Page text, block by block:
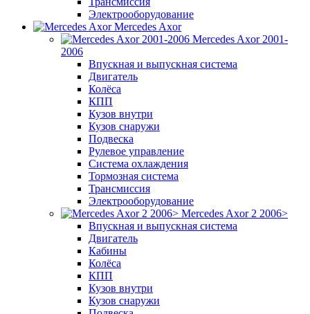
Электрооборудование
Mercedes Axor
Mercedes Axor 2001-
2006
Впускная и выпускная система
Двигатель
Колёса
КПП
Кузов внутри
Кузов снаружи
Подвеска
Рулевое управление
Система охлаждения
Тормозная система
Трансмиссия
Электрооборудование
Mercedes Axor 2 2006>
Впускная и выпускная система
Двигатель
Кабины
Колёса
КПП
Кузов внутри
Кузов снаружи